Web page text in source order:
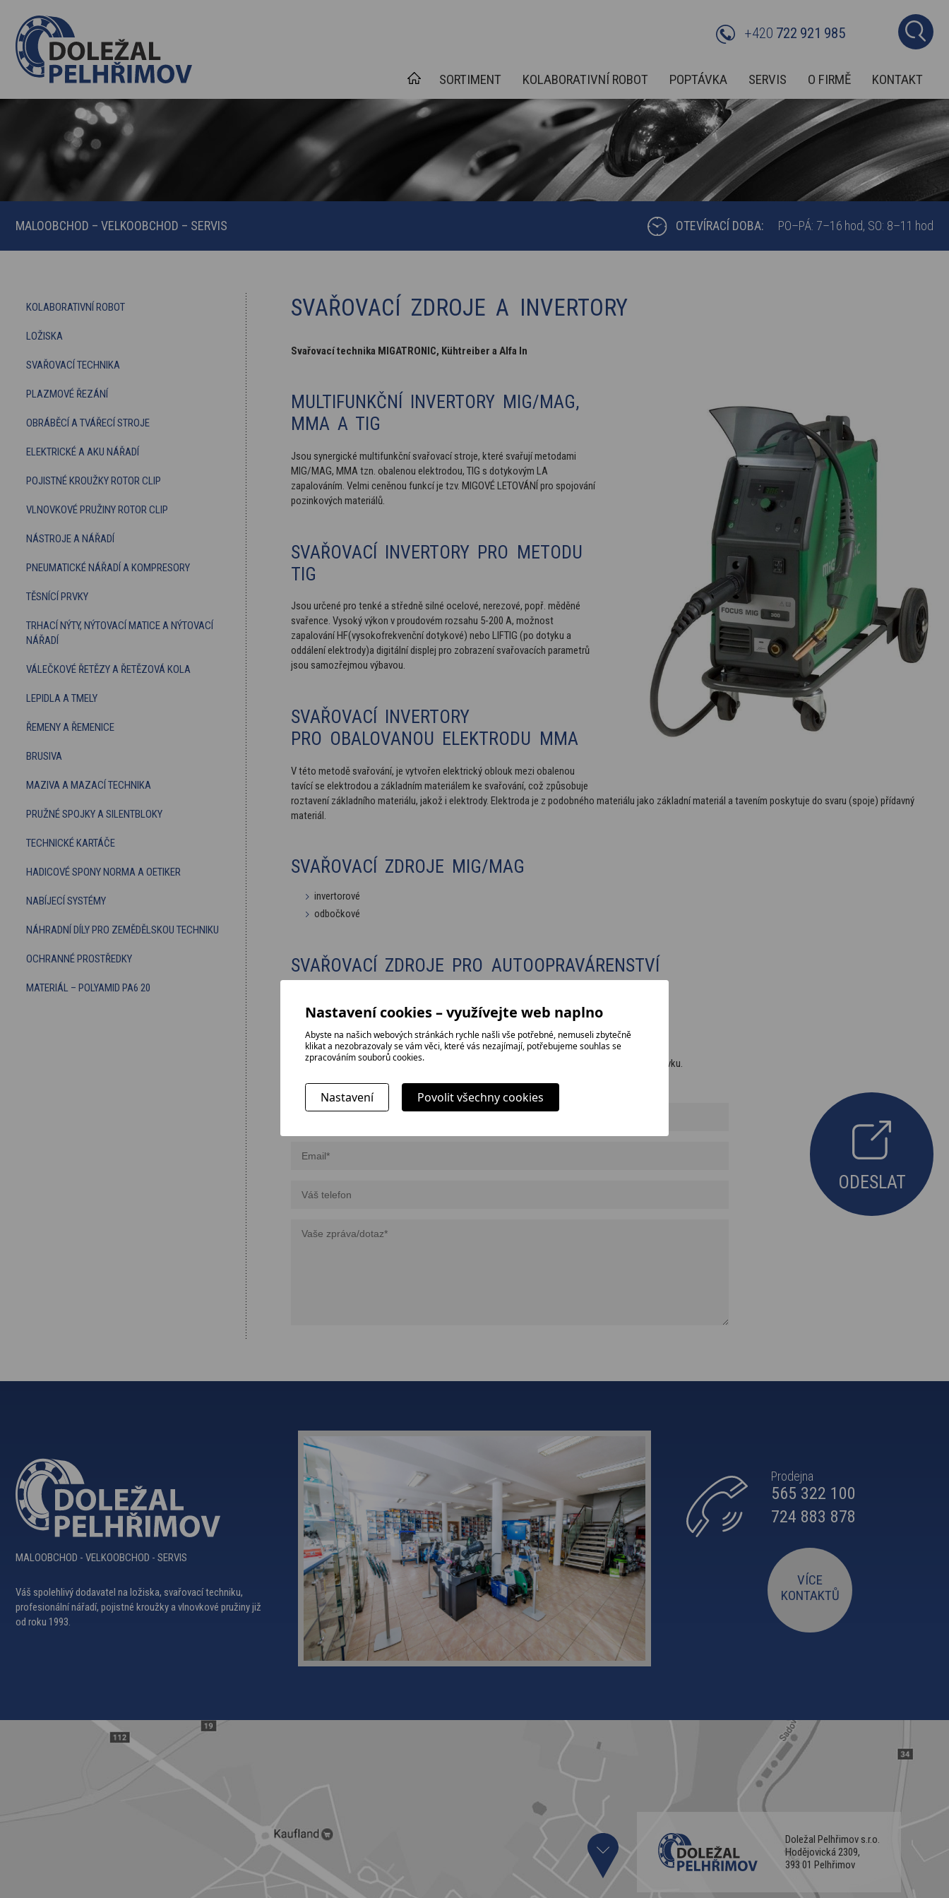
SORTIMENT KOLABORATIVNÍ ROBOT POPTÁVKA SERVIS O FIRMĚ KONTAKT
+420 722 921 985
MALOOBCHOD – VELKOOBCHOD – SERVIS OTEVÍRACÍ DOBA: PO–PÁ: 7–16 hod SO: 8–11 hod
KOLABORATIVNÍ ROBOT
LOŽISKA
SVAŘOVACÍ TECHNIKA
PLAZMOVÉ ŘEZÁNÍ
OBRÁBĚCÍ A TVÁŘECÍ STROJE
ELEKTRICKÉ A AKU NÁŘADÍ
POJISTNÉ KROUŽKY ROTOR CLIP
VLNOVKOVÉ PRUŽINY ROTOR CLIP
NÁSTROJE A NÁŘADÍ
PNEUMATICKÉ NÁŘADÍ A KOMPRESORY
TĚSNÍCÍ PRVKY
TRHACÍ NÝTY, NÝTOVACÍ MATICE A NÝTOVACÍ
NÁŘADÍ
VÁLEČKOVÉ ŘETĚZY A ŘETĚZOVÁ KOLA
LEPIDLA A TMELY
ŘEMENY A ŘEMENICE
BRUSIVA
MAZIVA A MAZACÍ TECHNIKA
PRUŽNÉ SPOJKY A SILENTBLOKY
TECHNICKÉ KARTÁČE
HADICOVÉ SPONY NORMA A OETIKER
NABÍJECÍ SYSTÉMY
NÁHRADNÍ DÍLY PRO ZEMĚDĚLSKOU TECHNIKU
OCHRANNÉ PROSTŘEDKY
MATERIÁL – POLYAMID PA6 20
SVAŘOVACÍ ZDROJE A INVERTORY
Svařovací technika MIGATRONIC, Kühtreiber a Alfa In
MULTIFUNKČNÍ INVERTORY MIG/MAG,
MMA A TIG
Jsou synergické multifunkční svařovací stroje, které svařují metodami
MIG/MAG, MMA tzn. obalenou elektrodou, TIG s dotykovým LA
zapalováním. Velmi ceněnou funkcí je tzv. MIGOVÉ LETOVÁNÍ pro spojování
pozinkových materiálů.
SVAŘOVACÍ INVERTORY PRO METODU
TIG
Jsou určené pro tenké a středně silné ocelové, nerezové, popř. měděné
svařence. Vysoký výkon v proudovém rozsahu 5-200 A, možnost
zapalování HF(vysokofrekvenční dotykové) nebo LIFTIG (po dotyku a
oddálení elektrody)a digitální displej pro zobrazení svařovacích parametrů
jsou samozřejmou výbavou.
SVAŘOVACÍ INVERTORY
PRO OBALOVANOU ELEKTRODU MMA
V této metodě svařování, je vytvořen elektrický oblouk mezi obalenou
tavící se elektrodou a základním materiálem ke svařování, což způsobuje
roztavení základního materiálu, jakož i elektrody. Elektroda je z podobného materiálu jako základní materiál a tavením poskytuje do svaru (spoje) přídavný
materiál.
SVAŘOVACÍ ZDROJE MIG/MAG
invertorové
odbočkové
SVAŘOVACÍ ZDROJE PRO AUTOOPRAVÁRENSTVÍ
POPTÁVKA
Potřebujete více informací o konkrétním zboží včetně ceny? Pošlete nám nezávaznou poptávku.
MALOOBCHOD - VELKOOBCHOD - SERVIS
Váš spolehlivý dodavatel na ložiska, svařovací techniku,
profesionální nářadí, pojistné kroužkya vlnovkové pružinyjiž
od roku 1993.
Prodejna
565 322 100
724 883 878
VÍCE
KONTAKTŮ
Doležal Pelhřimov s.r.o.
Hodějovická 2309,
393 01 Pelhřimov
Nastavení cookies – využívejte web naplno
Abyste na našich webových stránkách rychle našli vše potřebné, nemuseli zbytečně
klikat a nezobrazovaly se vám věci, které vás nezajímají, potřebujeme souhlas se
zpracováním souborů cookies.
Nastavení Povolit všechny cookies